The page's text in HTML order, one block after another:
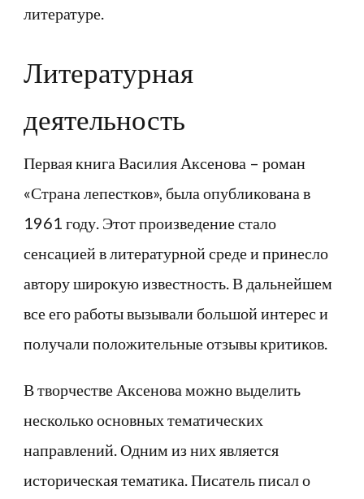
литературе.
Литературная
деятельность
Первая книга Василия Аксенова – роман
«Страна лепестков», была опубликована в
1961 году. Этот произведение стало
сенсацией в литературной среде и принесло
автору широкую известность. В дальнейшем
все его работы вызывали большой интерес и
получали положительные отзывы критиков.
В творчестве Аксенова можно выделить
несколько основных тематических
направлений. Одним из них является
историческая тематика. Писатель писал о